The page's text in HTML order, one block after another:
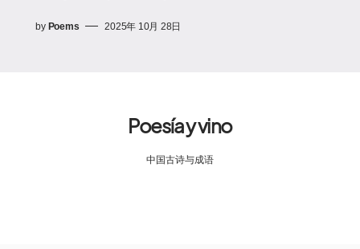
by Poems 2025年 10月 28日
Poesía y vino
中国古诗与成语